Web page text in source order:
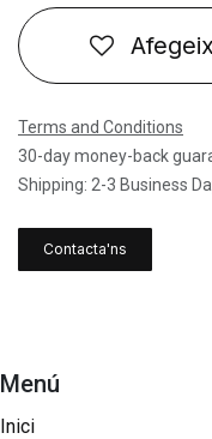
Terms and Conditions
30-day money-back
Shipping: 2-3 Business
Contacta'ns
Menú
Inici